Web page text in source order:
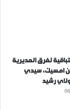
لفرق المديرية
بن امسيك، سيدي
رشيد